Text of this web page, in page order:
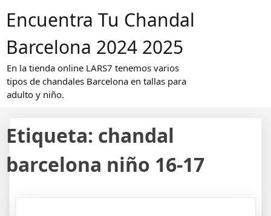
Encuentra Tu Chandal
Barcelona 2024 2025
En la tienda online LARS7 tenemos varios
tipos de chandales Barcelona en tallas para
adulto y niño.
Etiqueta: chandal
barcelona niño 16-17